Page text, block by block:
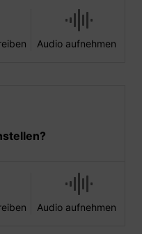
Audio aufnehmen
Audio aufnehmen